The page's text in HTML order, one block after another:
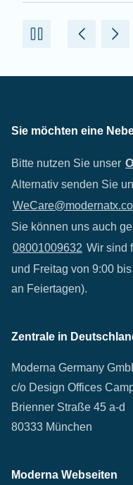
Sie möchten eine
Bitte nutzen Sie unser
Alternativ senden Sie
Sie können uns auch
08001009632 Wir sind
und Freitag von 9:00
an Feiertagen).
Zentrale in
Moderna Germany
c/o Design Offices
Brienner Straße 45 a-d
80333 München
Moderna Webseiten